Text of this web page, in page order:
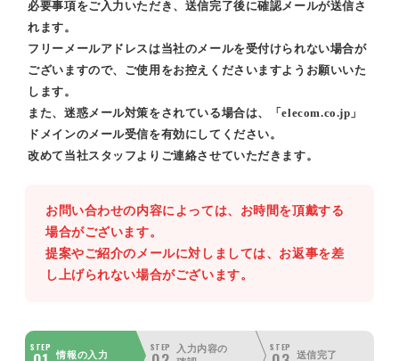
必要事項をご入力いただき、送信完了後に確認メールが送信さ
れます。
フリーメールアドレスは当社のメールを受付けられない場合が
ございますので、ご使用をお控えくださいますようお願いいた
します。
また、迷惑メール対策をされている場合は、「elecom.co.jp」
ドメインのメール受信を有効にしてください。
改めて当社スタッフよりご連絡させていただきます。
お問い合わせの内容によっては、お時間を頂戴する
場合がございます。
提案やご紹介のメールに対しましては、お返事を差
し上げられない場合がございます。
STEP
情報の入力
STEP
入力内容の
STEP
送信完了